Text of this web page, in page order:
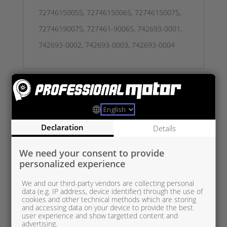
7274615005S, 7274615006S, 7274615007S,
7274619007S, 727461-9006S, 742693-0001,
742693-0002, 742693-0003, 742693-0004
Tutustu myös
Declaration Details
We need your consent to provide
personalized experience
We and our third-party vendors are collecting personal
data (e.g. IP address, device identifier) through the use of
cookies and other technical methods which are storing
and accessing data on your device to provide the best
user experience and show targetted content and
advertising.